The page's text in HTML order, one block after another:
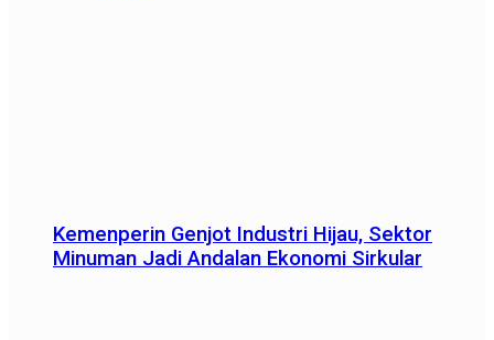
Kemenperin Genjot Industri Hijau, Sektor
Minuman Jadi Andalan Ekonomi Sirkular